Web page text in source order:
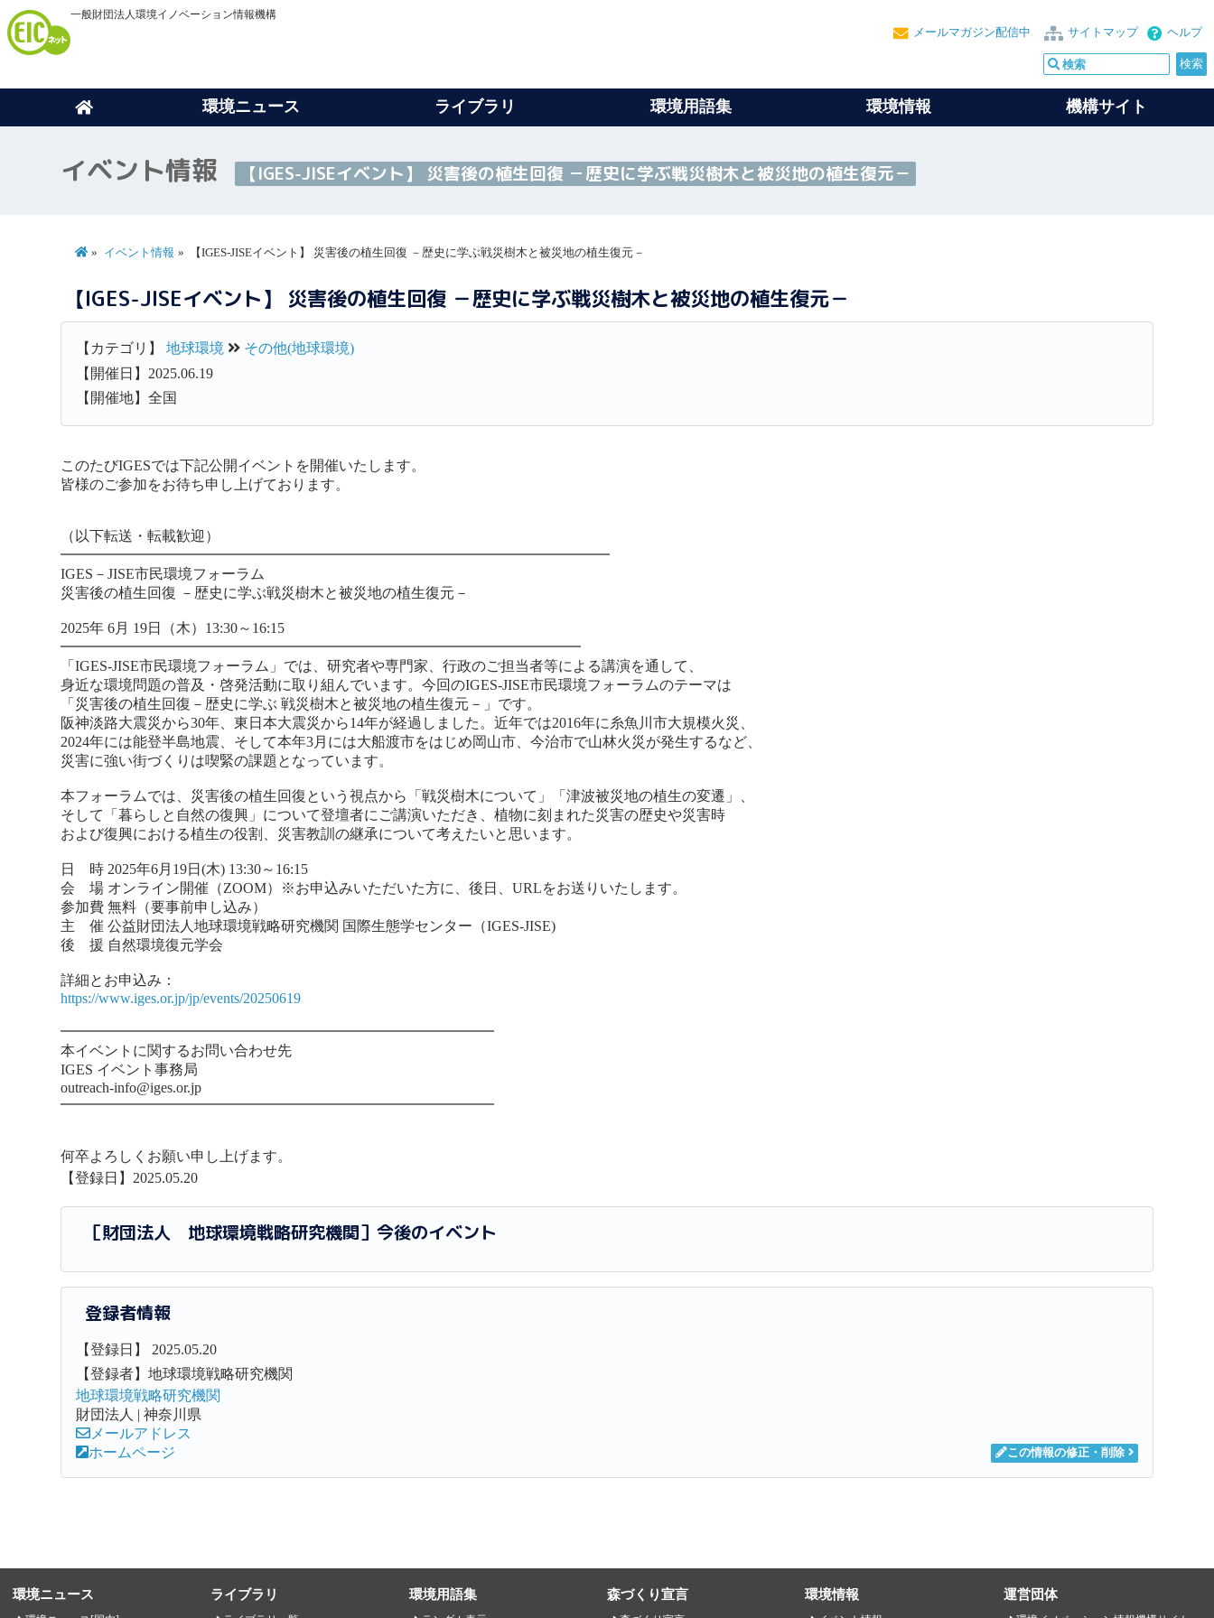
一般財団法人環境イノベーション情報機構
ヘルプ
サイトマップ
メールマガジン配信中
環境ニュース ライブラリ 環境用語集 環境情報 機構サイト
イベント情報 【IGES-JISEイベント】 災害後の植生回復 －歴史に学ぶ戦災樹木と被災地の植生復元－
イベント情報 【IGES-JISEイベント】 災害後の植生回復 －歴史に学ぶ戦災樹木と被災地の植生復元－
【IGES-JISEイベント】 災害後の植生回復 －歴史に学ぶ戦災樹木と被災地の植生復元－
【カテゴリ】地球環境
その他(地球環境)
【開催日】2025.06.19
【開催地】全国
このたびIGESでは下記公開イベントを開催いたします。
皆様のご参加をお待ち申し上げております。
（以下転送・転載歓迎）
━━━━━━━━━━━━━━━━━━━━━━━━━━━━━━━━━━━━━━
IGES－JISE市民環境フォーラム
災害後の植生回復 －歴史に学ぶ戦災樹木と被災地の植生復元－
2025年 6月 19日（木）13:30～16:15
━━━━━━━━━━━━━━━━━━━━━━━━━━━━━━━━━━━━
「IGES-JISE市民環境フォーラム」では、研究者や専門家、行政のご担当者等による講演を通して、
身近な環境問題の普及・啓発活動に取り組んでいます。今回のIGES-JISE市民環境フォーラムのテーマは
「災害後の植生回復－歴史に学ぶ 戦災樹木と被災地の植生復元－」です。
阪神淡路大震災から30年、東日本大震災から14年が経過しました。近年では2016年に糸魚川市大規模火災、
2024年には能登半島地震、そして本年3月には大船渡市をはじめ岡山市、今治市で山林火災が発生するなど、
災害に強い街づくりは喫緊の課題となっています。
本フォーラムでは、災害後の植生回復という視点から「戦災樹木について」「津波被災地の植生の変遷」、
そして「暮らしと自然の復興」について登壇者にご講演いただき、植物に刻まれた災害の歴史や災害時
および復興における植生の役割、災害教訓の継承について考えたいと思います。
日 時 2025年6月19日(木) 13:30～16:15
会 場 オンライン開催（ZOOM）※お申込みいただいた方に、後日、URLをお送りいたします。
参加費 無料（要事前申し込み）
主 催 公益財団法人地球環境戦略研究機関 国際生態学センター（IGES-JISE)
後 援 自然環境復元学会
詳細とお申込み：
https://www.iges.or.jp/jp/events/20250619
━━━━━━━━━━━━━━━━━━━━━━━━━━━━━━
本イベントに関するお問い合わせ先
IGES イベント事務局
outreach-info@iges.or.jp
━━━━━━━━━━━━━━━━━━━━━━━━━━━━━━
何卒よろしくお願い申し上げます。
【登録日】2025.05.20
［財団法人 地球環境戦略研究機関］今後のイベント
登録者情報
【登録日】 2025.05.20
【登録者】地球環境戦略研究機関
地球環境戦略研究機関
財団法人 | 神奈川県
メールアドレス
ホームページ
この情報の修正・削除
環境ニュース ライブラリ 環境用語集 森づくり宣言 環境情報 運営団体